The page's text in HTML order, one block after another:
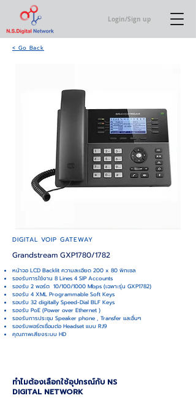
Login/Sign up
< Go Back
DIGITAL VOIP GATEWAY
Grandstream GXP1780/1782
หน้าจอ LCD Backlit ความละเอียด 200 x 80 พิกเซล
รองรับการใช้งาน 8 Lines 4 SIP Accounts
รองรับ 2 พอร์ต 10/100/1000 Mbps (เฉพาะรุ่น GXP1782)
รองรับ 4 XML Programmable Soft Keys
รอบรับ 32 digitally Speed-Dial BLF Keys
รองรับ PoE (Power over Ethernet )
รองรับการประชุม Speaker phone , Transfer และอื่นๆ
รองรับพอร์ตเชื่อมต่อ Headset แบบ RJ9
คุณภาพเสียงระบบ HD
ทำไมต้องเลือกใช้อุปกรณ์กับ NS
DIGITAL NETWORK